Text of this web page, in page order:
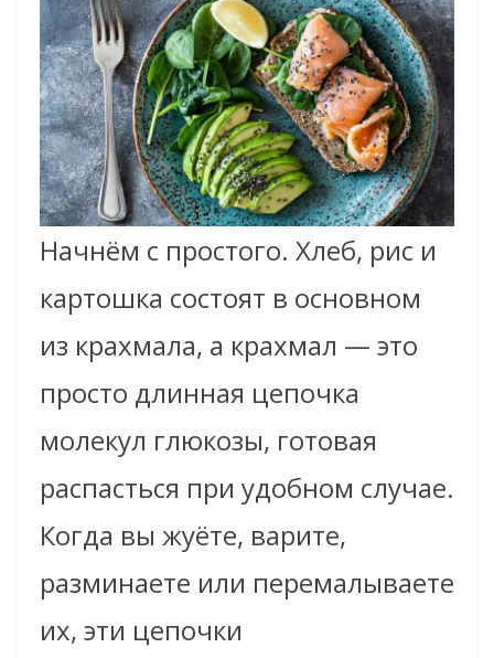
Начнём с простого. Хлеб, рис и
картошка состоят в основном
из крахмала, а крахмал — это
просто длинная цепочка
молекул глюкозы, готовая
распасться при удобном случае.
Когда вы жуёте, варите,
разминаете или перемалываете
их, эти цепочки